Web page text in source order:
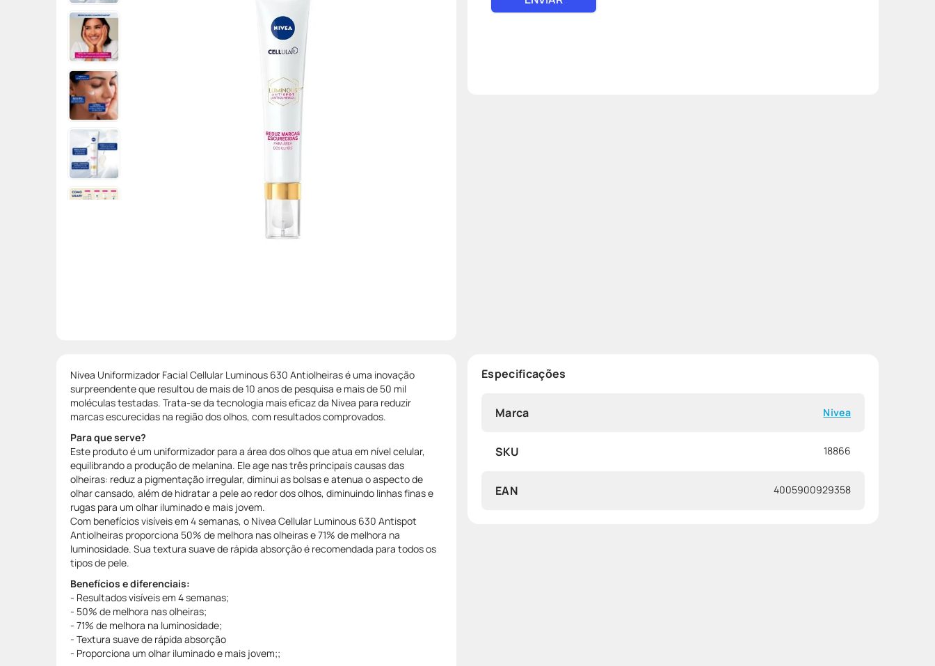
Nivea Uniformizador Facial Cellular Luminous 630 Antiolheiras é uma inovação
surpreendente que resultou de mais de 10 anos de pesquisa e mais de 50 mil
moléculas testadas. Trata-se da tecnologia mais eficaz da Nivea para reduzir
marcas escurecidas na região dos olhos, com resultados comprovados.
Para que serve?
Este produto é um uniformizador para a área dos olhos que atua em nível celular,
equilibrando a produção de melanina. Ele age nas três principais causas das
olheiras: reduz a pigmentação irregular, diminui as bolsas e atenua o aspecto de
olhar cansado, além de hidratar a pele ao redor dos olhos, diminuindo linhas finas e
rugas para um olhar iluminado e mais jovem.
Com benefícios visíveis em 4 semanas, o Nivea Cellular Luminous 630 Antispot
Antiolheiras proporciona 50% de melhora nas olheiras e 71% de melhora na
luminosidade. Sua textura suave de rápida absorção é recomendada para todos os
tipos de pele.
Benefícios e diferenciais:
- Resultados visíveis em 4 semanas;
- 50% de melhora nas olheiras;
- 71% de melhora na luminosidade;
- Textura suave de rápida absorção
- Proporciona um olhar iluminado e mais jovem;;
Especificações
Marca Nivea
SKU 18866
EAN 4005900929358